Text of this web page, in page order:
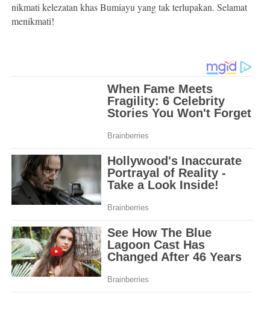
nikmati kelezatan khas Bumiayu yang tak terlupakan. Selamat
menikmati!